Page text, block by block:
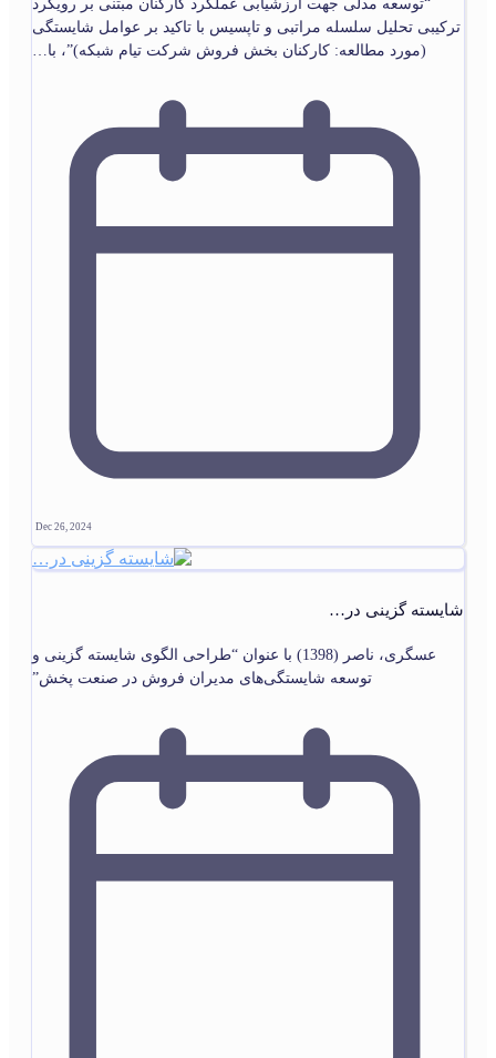
“توسعه مدلی جهت ارزشیابی عملکرد کارکنان مبتنی بر رویکرد
ترکیبی تحلیل سلسله مراتبی و تاپسیس با تاکید بر عوامل شایستگی
(مورد مطالعه: کارکنان بخش فروش شرکت تیام شبکه)”، با…
Dec 26, 2024
شایسته گزینی در…
عسگری، ناصر (1398) با عنوان “طراحی الگوی شایسته گزینی و
توسعه شایستگی‌های مدیران فروش در صنعت پخش”